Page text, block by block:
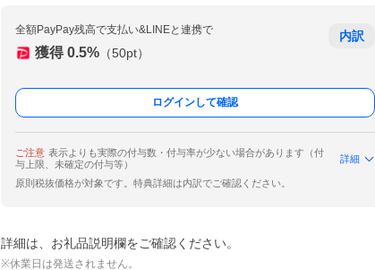
全額PayPay残高で支払い&LINEと連携で
獲得 0.5% （50pt）
内訳
ログインして確認
ご注意 表示よりも実際の付与数・付与率が少ない場合があります（付
与上限、未確定の付与等）
詳細
原則税抜価格が対象です。特典詳細は内訳でご確認ください。
詳細は、お礼品説明欄をご確認ください。
※休業日は発送されません。